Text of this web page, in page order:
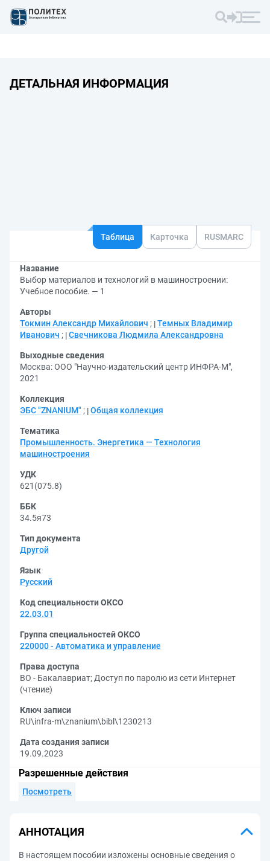
ДЕТАЛЬНАЯ ИНФОРМАЦИЯ
Таблица Карточка RUSMARC
Название
Выбор материалов и технологий в машиностроении:
Учебное пособие. — 1
Авторы
Токмин Александр Михайлович ; Темных Владимир
Иванович ; Свечникова Людмила Александровна
Выходные сведения
Москва: ООО "Научно-издательский центр ИНФРА-М",
2021
Коллекция
ЭБС "ZNANIUM" ; Общая коллекция
Тематика
Промышленность. Энергетика — Технология
машиностроения
УДК
621(075.8)
ББК
34.5я73
Тип документа
Другой
Язык
Русский
Код специальности ОКСО
22.03.01
Группа специальностей ОКСО
220000 - Автоматика и управление
Права доступа
ВО - Бакалавриат; Доступ по паролю из сети Интернет
(чтение)
Ключ записи
RU\infra-m\znanium\bibl\1230213
Дата создания записи
19.09.2023
Разрешенные действия
Посмотреть
АННОТАЦИЯ
В настоящем пособии изложены основные сведения о